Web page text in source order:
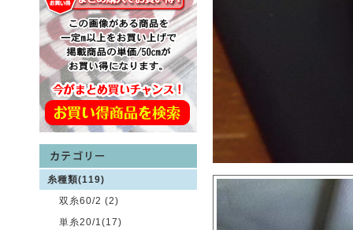
糸種類(119)
双糸60/2 (2)
単糸20/1(17)